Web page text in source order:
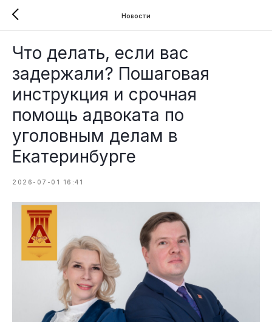
Новости
Что делать, если вас
задержали? Пошаговая
инструкция и срочная
помощь адвоката по
уголовным делам в
Екатеринбурге
2026-07-01 16:41